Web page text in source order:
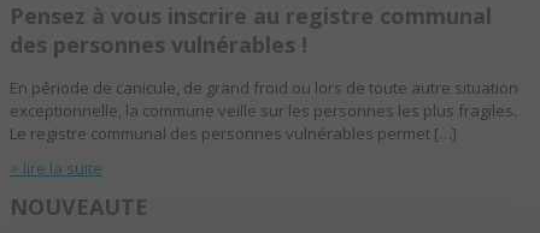
Pensez à vous inscrire au registre communal
des personnes vulnérables !
En période de canicule, de grand froid ou lors de toute autre situation
exceptionnelle, la commune veille sur les personnes les plus fragiles.
Le registre communal des personnes vulnérables permet […]
> lire la suite
NOUVEAUTE